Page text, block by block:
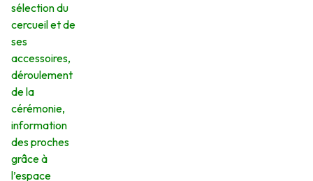
sélection du
cercueil et de
ses
accessoires,
déroulement
de la
cérémonie,
information
des proches
grâce à
l’espace